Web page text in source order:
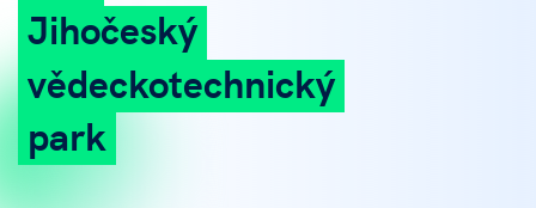
Jihočeský
vědeckotechnický
park